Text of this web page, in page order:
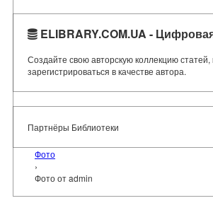
ELIBRARY.COM.UA -
Создайте свою авторскую коллекцию
зарегистрироваться в качестве автора.
Партнёры Библиотеки
Фото
›
Фото от admin